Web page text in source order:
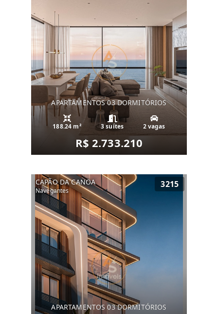
APARTAMENTOS 03 DORMITÓRIOS
188.24 m² 3 suítes 2 vagas
R$ 2.733.210
CAPÃO DA CANOA
Navegantes
3215
APARTAMENTOS 03 DORMITÓRIOS